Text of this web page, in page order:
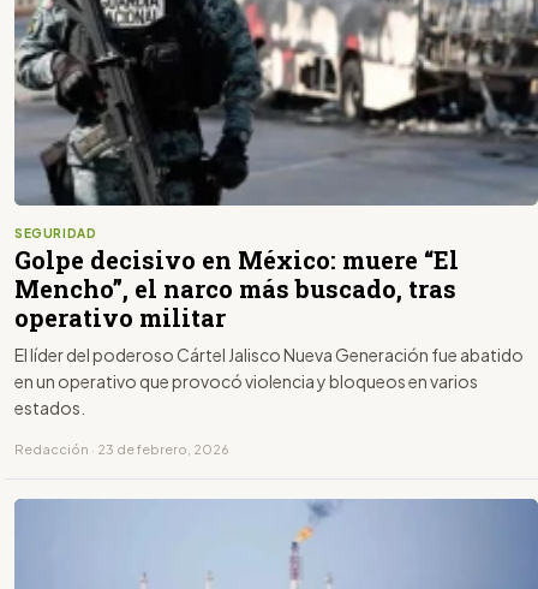
SEGURIDAD
Golpe decisivo en México: muere “El
Mencho”, el narco más buscado, tras
operativo militar
El líder del poderoso Cártel Jalisco Nueva Generación fue abatido
en un operativo que provocó violencia y bloqueos en varios
estados.
Redacción · 23 de febrero, 2026